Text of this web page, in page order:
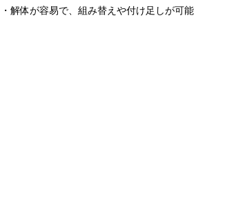
・解体が容易で、組み替えや付け足しが可能